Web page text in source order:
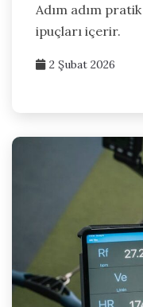
Adım adım
ipuçları içerir.
2 Şubat 2026